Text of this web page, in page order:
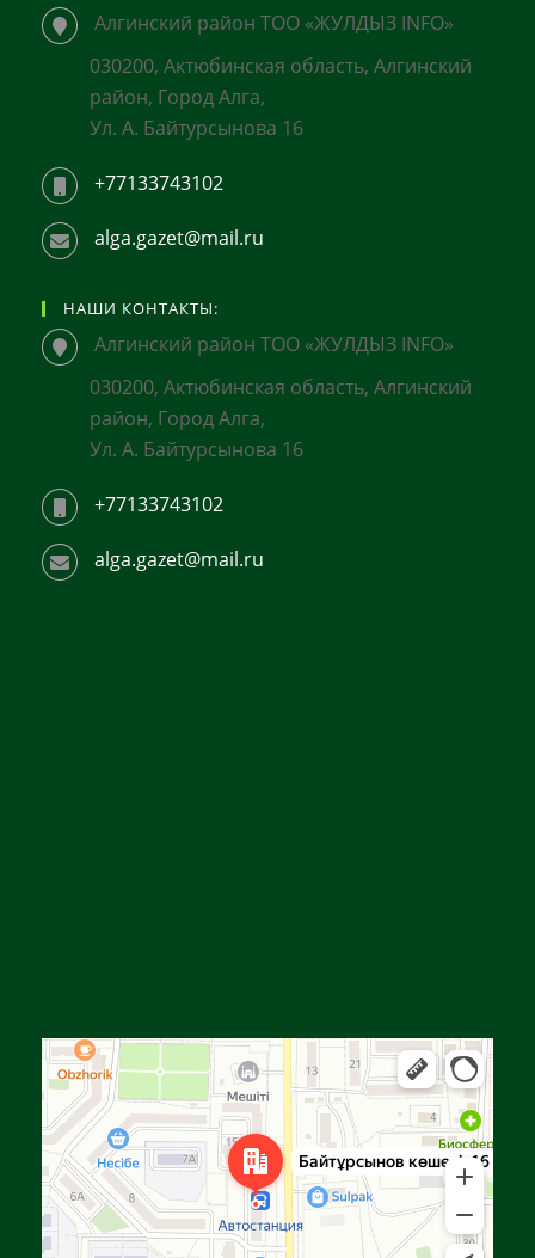
Алгинский район ТОО «ЖУЛДЫЗ INFO»
030200, Актюбинская область, Алгинский
район, Город Алга,
Ул. А. Байтурсынова 16
+77133743102
alga.gazet@mail.ru
НАШИ КОНТАКТЫ:
Алгинский район ТОО «ЖУЛДЫЗ INFO»
030200, Актюбинская область, Алгинский
район, Город Алга,
Ул. А. Байтурсынова 16
+77133743102
alga.gazet@mail.ru
Улица Байтурсынова, 16 — Яндекс Карты